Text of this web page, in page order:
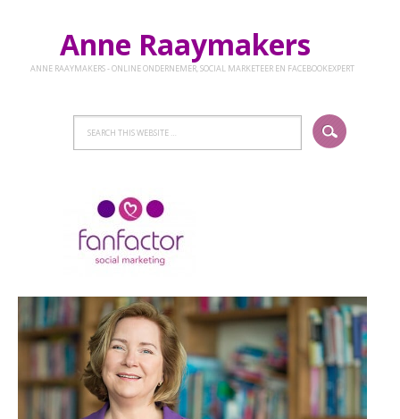
Anne Raaymakers
ANNE RAAYMAKERS - ONLINE ONDERNEMER, SOCIAL MARKETEER EN FACEBOOKEXPERT